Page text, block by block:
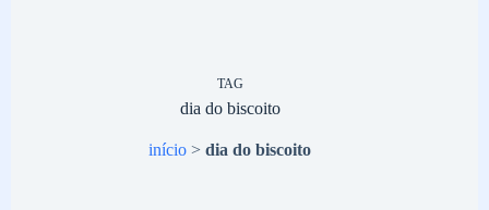
TAG
dia do biscoito
início >dia do biscoito